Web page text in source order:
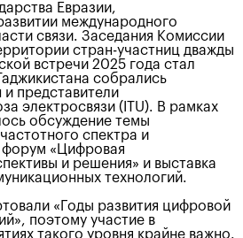
Евразии,
международного
связи. Заседания Комиссии
стран-участниц дважды
встречи 2025 года стал
собрались
и представители
электросвязи (ITU). В рамках
обсуждение темы
спектра и
«Цифровая
и решения» и выставка
технологий.
«Годы развития цифровой
поэтому участие в
такого уровня крайне важно.